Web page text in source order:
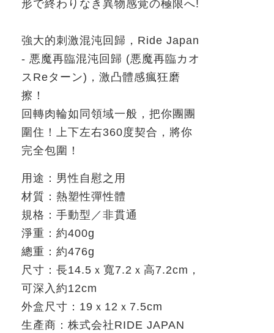
形で終わりなき異物感覚の極限へ!
強大的刺激混沌回歸， Ride Japan
- 悪魔再臨混沌回歸 (悪魔再臨カオ
ス Reターン) ，激凸體感瘋狂磨
擦！
回轉肉輪如同領域一般，把你團團
圍住！上下左右360度契合，將你
完全包圍！
用途：男性自慰之用
材質：熱塑性彈性體
規格：手動型／非貫通
淨重：約400g
總重：約476g
尺寸：長14.5 ｘ寬7.2 ｘ高7.2cm ，
可深入約12cm
外盒尺寸： 19 ｘ 12 ｘ 7.5cm
生產商：株式会社RIDE JAPAN